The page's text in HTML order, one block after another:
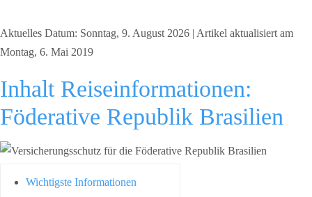
Aktuelles Datum: Sonntag, 9. August 2026 | Artikel aktualisiert am
Montag, 6. Mai 2019
Inhalt Reiseinformationen:
Föderative Republik Brasilien
Wichtigste Informationen